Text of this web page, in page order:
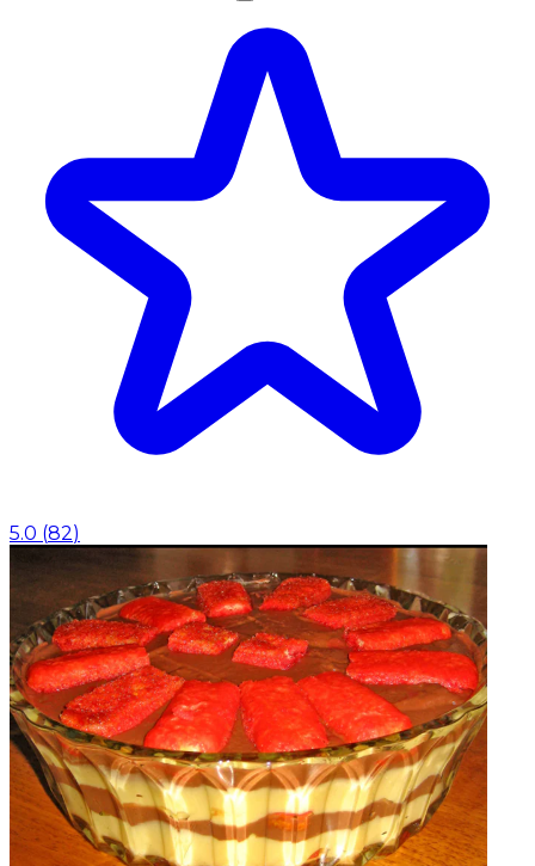
5.0 (82)